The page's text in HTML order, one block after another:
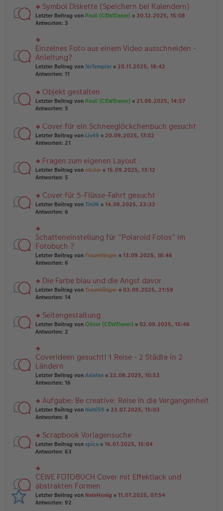
B
ei
tr
n
g
el
e
n
er
B
ei
tr
g
rs
te
u
n
g
el
es
e
er
B
ei
tr
g
Symbol Diskette (Speichern bei Kalendern)
Letzter Beitrag von Pauli (CEWEianer) « 30.12.2025, 15:08
Antworten: 3
rs
te
r
u
n
el
es
e
B
ei
tr
g
Einzelnes Foto aus einem Video ausschneiden -
Anleitung?
Letzter Beitrag von SirTempler « 20.11.2025, 18:42
Antworten: 11
rs
te
n
g
el
e
n
er
tr
a
g
Objekt gestalten
Letzter Beitrag von Pauli (CEWEianer) « 21.09.2025, 14:57
Antworten: 5
rs
te
n
g
el
e
n
er
tr
a
g
Cover für ein Schneeglöckchenbuch gesucht
Letzter Beitrag von Lis49 « 20.09.2025, 17:02
Antworten: 21
rs
te
n
g
el
e
n
er
B
ei
tr
g
Fragen zum eigenen Layout
Letzter Beitrag von okular « 15.09.2025, 13:12
Antworten: 5
rs
te
u
n
g
el
es
e
er
B
ei
tr
g
Cover für 5-Flüsse-Fahrt gesucht
Letzter Beitrag von TiniM « 14.09.2025, 23:32
Antworten: 6
rs
te
r
u
n
el
es
e
B
ei
tr
g
Schatteneinstellung für "Polaroid Fotos" im
Fotobuch ?
Letzter Beitrag von Traumfänger « 13.09.2025, 18:46
Antworten: 6
rs
te
n
g
el
e
n
er
B
ei
tr
g
Die Farbe blau und die Angst davor
Letzter Beitrag von Traumfänger « 03.09.2025, 21:59
Antworten: 14
rs
te
u
n
g
el
es
e
er
B
ei
tr
g
Seitengestaltung
Letzter Beitrag von Oliver (CEWEianer) « 02.09.2025, 15:46
Antworten: 2
rs
te
r
u
n
el
es
e
B
ei
tr
g
Coverideen gesucht! 1 Reise - 2 Städte in 2
Ländern
Letzter Beitrag von Asiafan « 22.08.2025, 10:52
Antworten: 16
rs
te
n
g
el
e
n
er
B
ei
tr
Aufgabe: Be creative: Reise in die Vergangenheit
Letzter Beitrag von Netti59 « 23.07.2025, 15:03
Antworten: 8
rs
te
u
n
g
el
es
e
Scrapbook Vorlagensuche
Letzter Beitrag von spica « 16.07.2025, 15:04
Antworten: 63
rs
te
r
u
n
CEWE FOTOBUCH Cover mit Effektlack und
abstrakten Formen
Letzter Beitrag von NeleHonig « 11.07.2025, 07:54
Antworten: 92